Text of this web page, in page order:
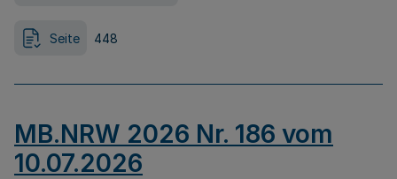
Seite 448
MB.NRW 2026 Nr. 186 vom
10.07.2026